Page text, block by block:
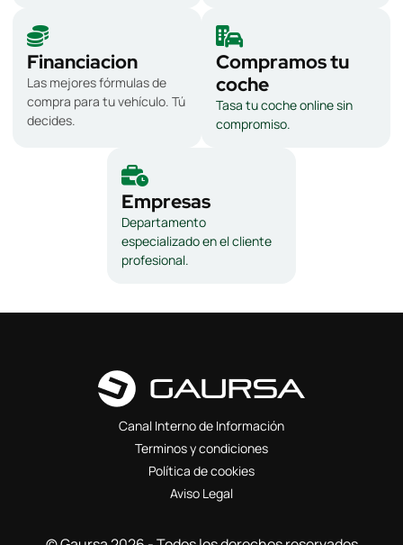
Financiacion
Las mejores fórmulas de
compra para tu vehículo. Tú
decides.
Compramos tu
coche
Tasa tu coche online sin
compromiso.
Empresas
Departamento
especializado en el cliente
profesional.
Canal Interno de Información
Terminos y condiciones
Política de cookies
Aviso Legal